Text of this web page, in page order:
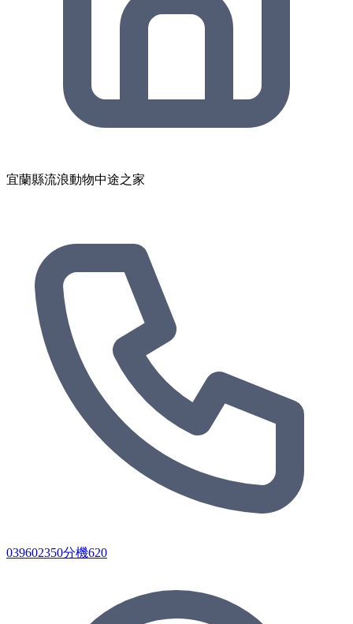
宜蘭縣流浪動物中途之家
039602350分機620